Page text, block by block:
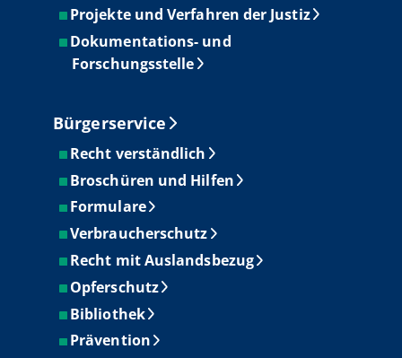
Projekte und Verfahren der Justiz
Dokumentations- und
Forschungsstelle
Bürgerservice
Recht verständlich
Broschüren und Hilfen
Formulare
Verbraucherschutz
Recht mit Auslandsbezug
Opferschutz
Bibliothek
Prävention